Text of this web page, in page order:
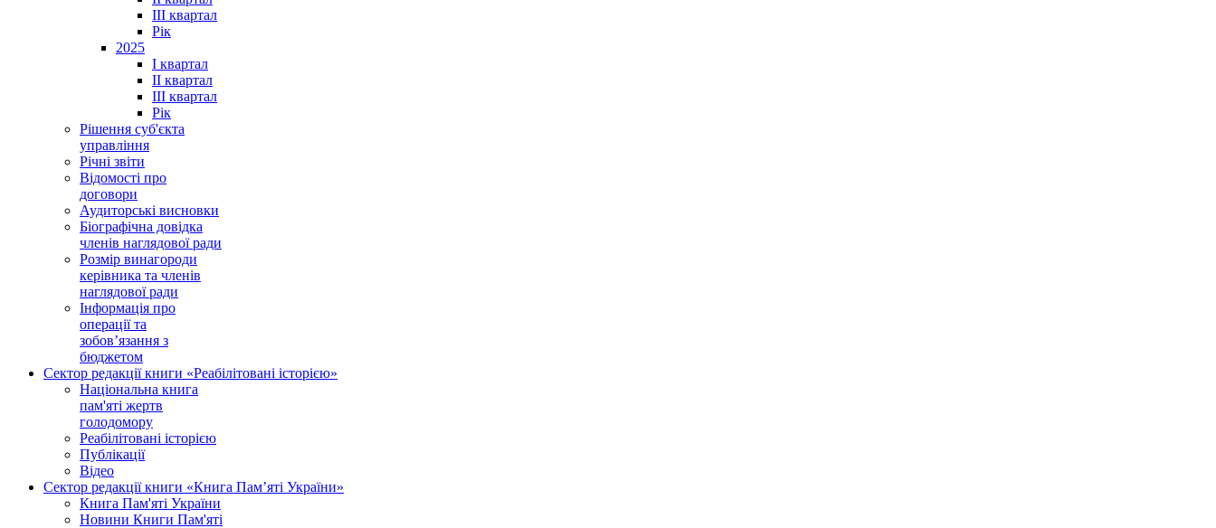
III квартал
Рік
2025
I квартал
II квартал
III квартал
Рік
Рішення суб'єкта
управління
Річні звіти
Відомості про
договори
Аудиторські висновки
Біографічна довідка
членів наглядової ради
Розмір винагороди
керівника та членів
наглядової ради
Інформація про
операції та
зобов’язання з
бюджетом
Сектор редакції книги «Реабілітовані історією»
Національна книга
пам'яті жертв
голодомору
Реабілітовані історією
Публікації
Відео
Сектор редакції книги «Книга Пам’яті України»
Книга Пам'яті України
Новини Книги Пам'яті